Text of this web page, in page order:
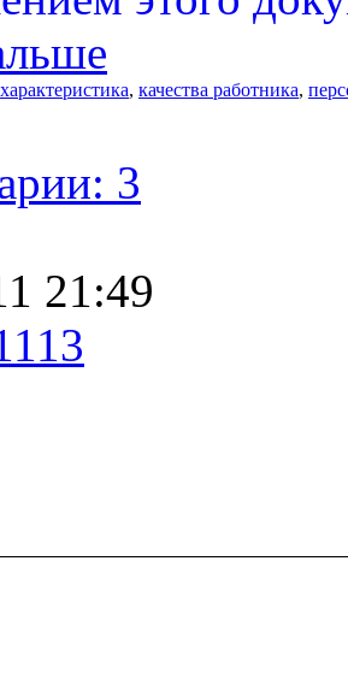
характеристика, качества работника,
3
21:49